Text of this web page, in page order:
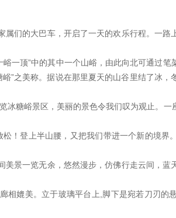
们的大巴车，开启了一天的欢乐行程。一路
一顶”中的其中一个山峪，由此向北可通过笔
”之美称。据说在那里夏天的山谷里结了冰
糖峪景区，美丽的景色令我们叹为观止。一
！登上半山腰，又把我们带进一个新的境界
景一览无余，悠然漫步，仿佛行走云间，蓝
媲美。立于玻璃平台上,脚下是宛若刀刃的